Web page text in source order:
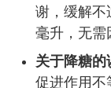
谢，缓解不
毫升，无需
关于降糖的
促进作用不